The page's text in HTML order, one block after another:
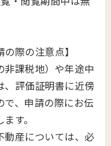
際の注意点】
非課税地）や年途中
、評価証明書に近傍
で、申請の際にお伝
す。
動産については、必